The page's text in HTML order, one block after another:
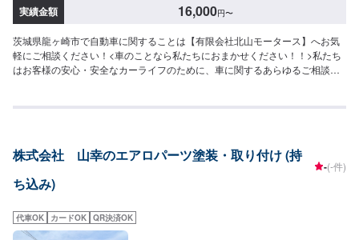
実績金額 16,000円〜
茨城県龍ヶ崎市で自動車に関することは【有限会社北山モータース】へお気
軽にご相談ください！<車のことなら私たちにおまかせください！！>私たち
はお客様の安心・安全なカーライフのために、車に関するあらゆるご相談に
ンス、修理、保険相談まであらゆるご要望にお応えします。これからも信頼
ご納得いただければ作業開始【4】仕上がり次第納車-----納期について-----納
期は通常5日～6日程度で納車となります。(要相談)納期は前後する場合がご
ざいます。予めご了承ください。-----ご来店時の注意、受付方法-----入庫の際
ースに駐車してください。受付はスタッフへ「メンテモで予約しました」と
お伝えください。ご案内いたします。【定休日・営業時間】定休日：日曜
株式会社 山幸のエアロパーツ塗装・取り付け (持
ち込み)
-(-件)
代車OK カードOK QR決済OK